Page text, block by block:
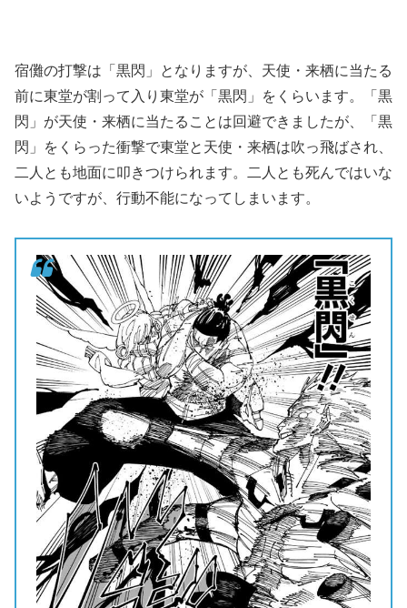
宿儺の打撃は「黒閃」となりますが、天使・来栖に当たる
前に東堂が割って入り東堂が「黒閃」をくらいます。「黒
閃」が天使・来栖に当たることは回避できましたが、「黒
閃」をくらった衝撃で東堂と天使・来栖は吹っ飛ばされ、
二人とも地面に叩きつけられます。二人とも死んではいな
いようですが、行動不能になってしまいます。